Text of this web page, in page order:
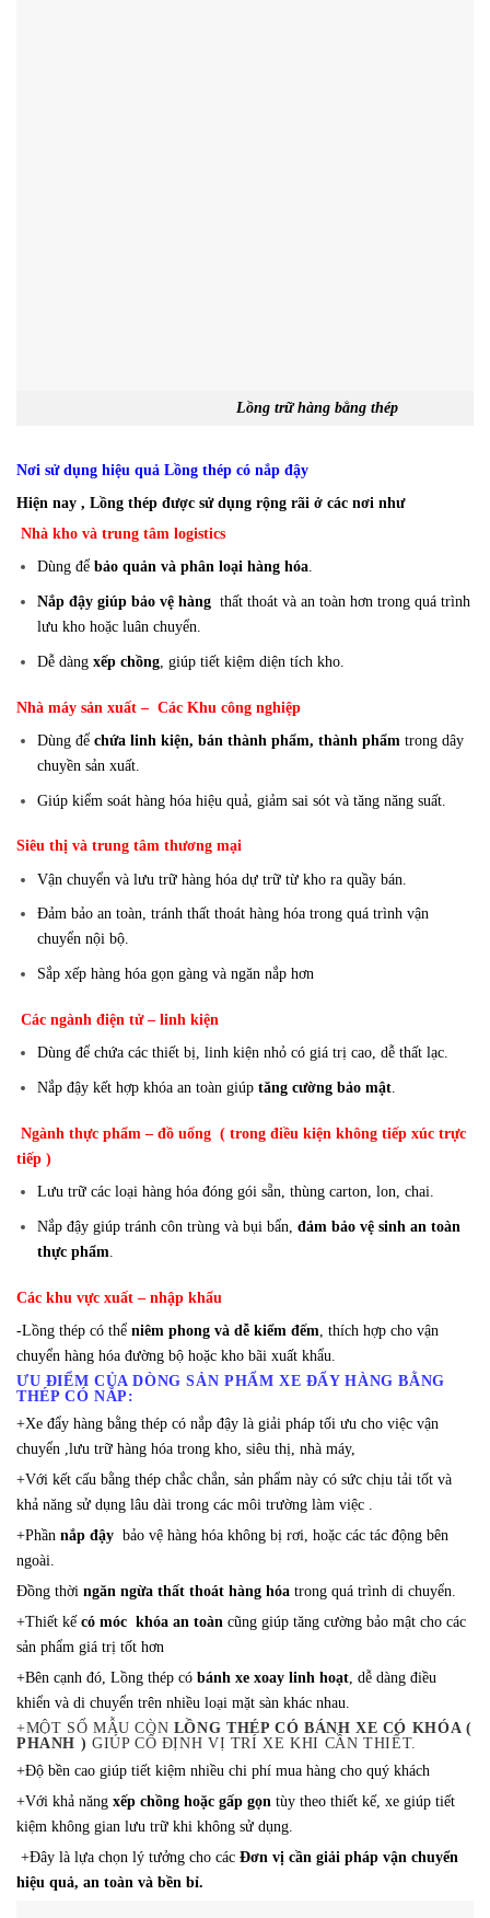
Lồng trữ hàng bằng thép
Nơi sử dụng hiệu quả Lồng thép có nắp đậy
Hiện nay , Lồng thép được sử dụng rộng rãi ở các nơi như
Nhà kho và trung tâm logistics
Dùng để bảo quản và phân loại hàng hóa.
Nắp đậy giúp bảo vệ hàngthất thoát và an toàn hơn trong quá trình
lưu kho hoặc luân chuyển.
Dễ dàng xếp chồng, giúp tiết kiệm diện tích kho.
Nhà máy sản xuất – Các Khu công nghiệp
Dùng để chứa linh kiện, bán thành phẩm, thành phẩm trong dây
chuyền sản xuất.
Giúp kiểm soát hàng hóa hiệu quả, giảm sai sót và tăng năng suất.
Siêu thị và trung tâm thương mại
Vận chuyển và lưu trữ hàng hóa dự trữ từ kho ra quầy bán.
Đảm bảo an toàn, tránh thất thoát hàng hóa trong quá trình vận
chuyển nội bộ.
Sắp xếp hàng hóa gọn gàng và ngăn nắp hơn
Các ngành điện tử – linh kiện
Dùng để chứa các thiết bị, linh kiện nhỏ có giá trị cao, dễ thất lạc.
Nắp đậy kết hợp khóa an toàn giúp tăng cường bảo mật.
Ngành thực phẩm – đồ uống ( trong điều kiện không tiếp xúc trực
tiếp )
Lưu trữ các loại hàng hóa đóng gói sẵn, thùng carton, lon, chai.
Nắp đậy giúp tránh côn trùng và bụi bẩn, đảm bảo vệ sinh an toàn
thực phẩm
Các khu vực xuất – nhập khẩu
-Lồng thép có thể niêm phong và dễ kiểm đếm , thích hợp cho vận
chuyển hàng hóa đường bộ hoặc kho bãi xuất khẩu.
ƯU ĐIỂM CỦA DÒNG SẢN PHẨM XE ĐẨY HÀNG BẰNG
THÉP CÓ NẮP:
+Xe đẩy hàng bằng thép có nắp đậy là giải pháp tối ưu cho việc vận
chuyển ,lưu trữ hàng hóa trong kho, siêu thị, nhà máy,
+Với kết cấu bằng thép chắc chắn, sản phẩm này có sức chịu tải tốt và
khả năng sử dụng lâu dài trong các môi trường làm việc .
+Phần nắp đậy bảo vệ hàng hóa không bị rơi, hoặc các tác động bên
ngoài.
Đồng thời ngăn ngừa thất thoát hàng hóa trong quá trình di chuyển.
+Thiết kế có móc khóa an toàn cũng giúp tăng cường bảo mật cho các
sản phẩm giá trị tốt hơn
+Bên cạnh đó, Lồng thép có bánh xe xoay linh hoạt , dễ dàng điều
khiển và di chuyển trên nhiều loại mặt sàn khác nhau.
+MỘT SỐ MẪU CÒN LỒNG THÉP CÓ BÁNH XE CÓ KHÓA (
PHANH ) GIÚP CỐ ĐỊNH VỊ TRÍ XE KHI CẦN THIẾT.
+Độ bền cao giúp tiết kiệm nhiều chi phí mua hàng cho quý khách
+Với khả năng xếp chồng hoặc gấp gọn tùy theo thiết kế, xe giúp tiết
kiệm không gian lưu trữ khi không sử dụng.
+Đây là lựa chọn lý tưởng cho các Đơn vị cần giải pháp vận chuyển
hiệu quả, an toàn và bền bỉ.